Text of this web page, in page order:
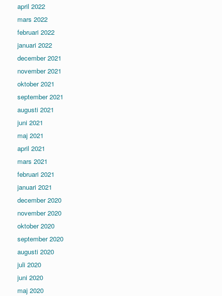
april 2022
mars 2022
februari 2022
januari 2022
december 2021
november 2021
oktober 2021
september 2021
augusti 2021
juni 2021
maj 2021
april 2021
mars 2021
februari 2021
januari 2021
december 2020
november 2020
oktober 2020
september 2020
augusti 2020
juli 2020
juni 2020
maj 2020